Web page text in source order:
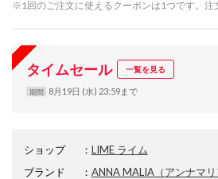
※1回のご注文に使えるクーポンは1つです。注
タイムセール 一覧を見る
期間 8月19日 (水) 23:59まで
ショップ ： LIME ライム
ブランド
： ANNA MALIA（アンナマリ